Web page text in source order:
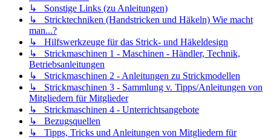
↳ Sonstige Links (zu Anleitungen)
↳ Stricktechniken (Handstricken und Häkeln) Wie macht
man...?
↳ Hilfswerkzeuge für das Strick- und Häkeldesign
↳ Strickmaschinen 1 - Maschinen - Händler, Technik,
Betriebsanleitungen
↳ Strickmaschinen 2 - Anleitungen zu Strickmodellen
↳ Strickmaschinen 3 - Sammlung v. Tipps/Anleitungen von
Mitgliedern für Mitglieder
↳ Strickmaschinen 4 - Unterrichtsangebote
↳ Bezugsquellen
↳ Tipps, Tricks und Anleitungen von Mitgliedern für